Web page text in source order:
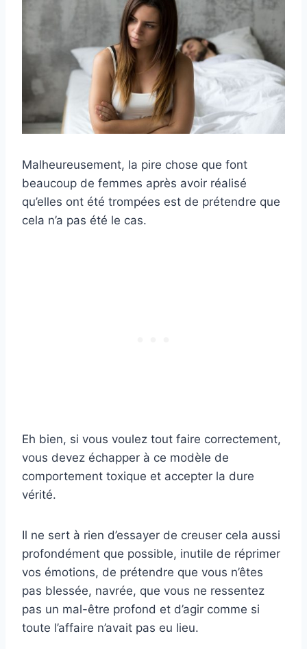
Malheureusement, la pire chose que font
beaucoup de femmes après avoir réalisé
qu’elles ont été trompées est de prétendre que
cela n’a pas été le cas.
Eh bien, si vous voulez tout faire correctement,
vous devez échapper à ce modèle de
comportement toxique et accepter la dure
vérité.
Il ne sert à rien d’essayer de creuser cela aussi
profondément que possible, inutile de réprimer
vos émotions, de prétendre que vous n’êtes
pas blessée, navrée, que vous ne ressentez
pas un mal-être profond et d’agir comme si
toute l’affaire n’avait pas eu lieu.